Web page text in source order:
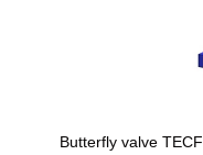
Butterfly valve